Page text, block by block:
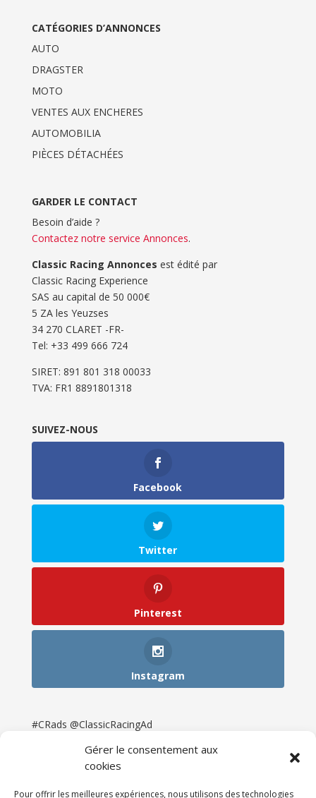
Gérer le consentement aux
cookies
Pour offrir les meilleures expériences, nous utilisons des technologies
CATÉGORIES D’ANNONCES
AUTO
DRAGSTER
MOTO
VENTES AUX ENCHERES
AUTOMOBILIA
PIÈCES DÉTACHÉES
GARDER LE CONTACT
Besoin d’aide ?
Contactez notre service Annonces.
Classic Racing Annonces est édité par
Classic Racing Experience
SAS au capital de 50 000€
5 ZA les Yeuzses
34 270 CLARET -FR-
Tel: ‭+33 499 666 724‬
SIRET: 891 801 318 00033
TVA: FR1 8891801318
SUIVEZ-NOUS
Facebook
Twitter
Pinterest
Instagram
#CRads @ClassicRacingAd